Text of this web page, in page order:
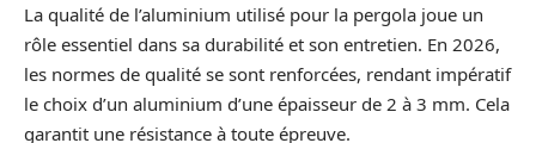
La qualité de l’aluminium utilisé pour la pergola joue un
rôle essentiel dans sa durabilité et son entretien. En 2026,
les normes de qualité se sont renforcées, rendant impératif
le choix d’un aluminium d’une épaisseur de 2 à 3 mm. Cela
garantit une résistance à toute épreuve.